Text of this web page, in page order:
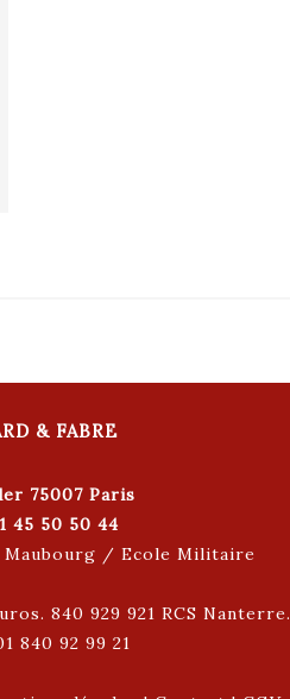
& FABRE
75007 Paris
45 50 50 44
Maubourg / Ecole Militaire
840 929 921 RCS Nanterre.
840 92 99 21